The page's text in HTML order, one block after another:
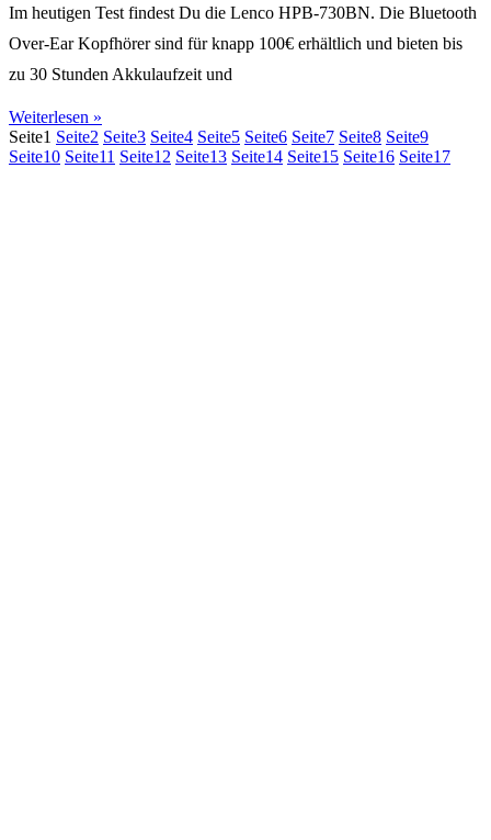
Im heutigen Test findest Du die Lenco HPB-730BN. Die Bluetooth
Over-Ear Kopfhörer sind für knapp 100€ erhältlich und bieten bis
zu 30 Stunden Akkulaufzeit und
Weiterlesen »
Seite1 Seite2 Seite3 Seite4 Seite5 Seite6 Seite7 Seite8 Seite9
Seite10 Seite11 Seite12 Seite13 Seite14 Seite15 Seite16 Seite17